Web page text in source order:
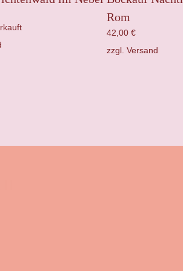
Rom
42,00€
zzgl.Versand